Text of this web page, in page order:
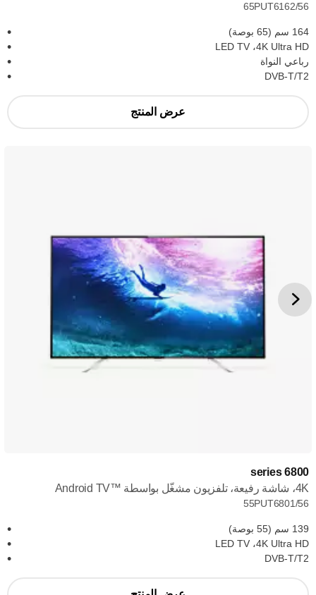
65PUT6162/56
164 سم (65 بوصة)
4K Ultra HD، ‏LED TV
رباعي النواة
DVB-T/T2
عرض المنتج
6800 series
4K، شاشة رفيعة، تلفزيون مشغّل بواسطة Android TV™‎
55PUT6801/56
139 سم (55 بوصة)
4K Ultra HD، ‏LED TV
DVB-T/T2